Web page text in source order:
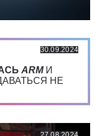
30.09.2024
ARMИ
НЕ